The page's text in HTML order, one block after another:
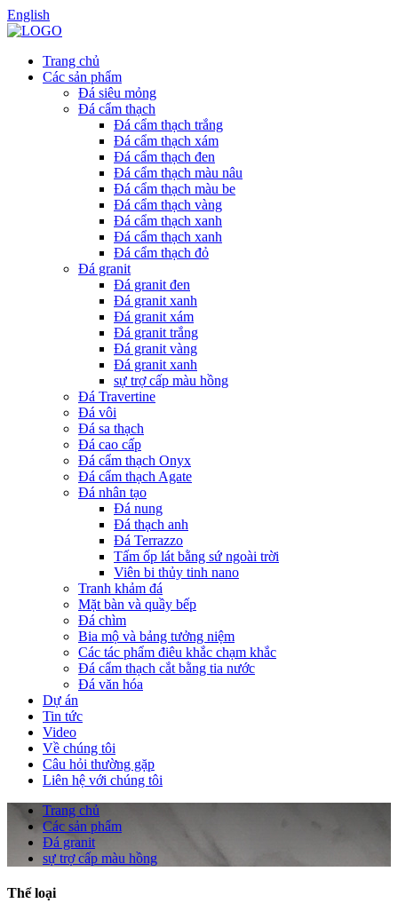
English
Trang chủ
Các sản phẩm
Đá siêu mỏng
Đá cẩm thạch
Đá cẩm thạch trắng
Đá cẩm thạch xám
Đá cẩm thạch đen
Đá cẩm thạch màu nâu
Đá cẩm thạch màu be
Đá cẩm thạch vàng
Đá cẩm thạch xanh
Đá cẩm thạch xanh
Đá cẩm thạch đỏ
Đá granit
Đá granit đen
Đá granit xanh
Đá granit xám
Đá granit trắng
Đá granit vàng
Đá granit xanh
sự trợ cấp màu hồng
Đá Travertine
Đá vôi
Đá sa thạch
Đá cao cấp
Đá cẩm thạch Onyx
Đá cẩm thạch Agate
Đá nhân tạo
Đá nung
Đá thạch anh
Đá Terrazzo
Tấm ốp lát bằng sứ ngoài trời
Viên bi thủy tinh nano
Tranh khảm đá
Mặt bàn và quầy bếp
Đá chìm
Bia mộ và bảng tưởng niệm
Các tác phẩm điêu khắc chạm khắc
Đá cẩm thạch cắt bằng tia nước
Đá văn hóa
Dự án
Tin tức
Video
Về chúng tôi
Câu hỏi thường gặp
Liên hệ với chúng tôi
Trang chủ
Các sản phẩm
Đá granit
sự trợ cấp màu hồng
Thể loại